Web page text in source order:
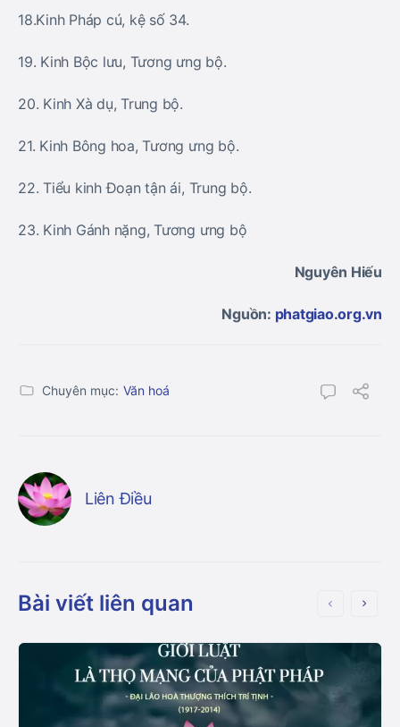
18.Kinh Pháp cú, kệ số 34.
19. Kinh Bộc lưu, Tương ưng bộ.
20. Kinh Xà dụ, Trung bộ.
21. Kinh Bông hoa, Tương ưng bộ.
22. Tiểu kinh Đoạn tận ái, Trung bộ.
23. Kinh Gánh nặng, Tương ưng bộ
Nguyên Hiếu
Nguồn: phatgiao.org.vn
Chuyên mục: Văn hoá
Liên Điều
Bài viết liên quan